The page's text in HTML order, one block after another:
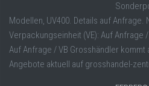
Modellen, UV400. Details auf
Verpackungseinheit (VE): Auf Anfrage
Auf Anfrage / VB Grosshändler kommt
Angebote aktuell auf grosshandel-